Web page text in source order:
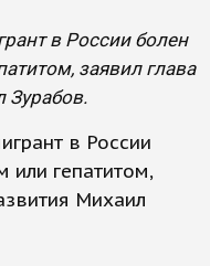
в России болен
заявил глава
Зурабов.
в России
гепатитом,
Михаил